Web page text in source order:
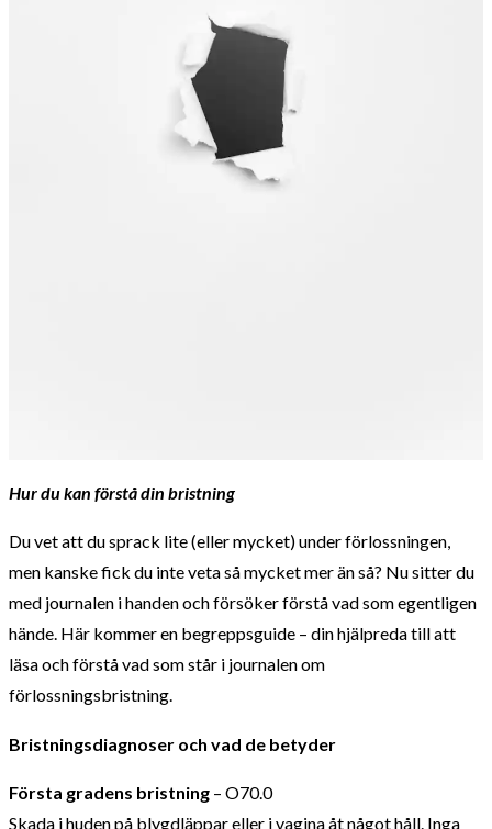
Hur du kan förstå din bristning
Du vet att du sprack lite (eller mycket) under förlossningen,
men kanske fick du inte veta så mycket mer än så? Nu sitter du
med journalen i handen och försöker förstå vad som egentligen
hände. Här kommer en begreppsguide – din hjälpreda till att
läsa och förstå vad som står i journalen om
förlossningsbristning.
Bristningsdiagnoser och vad de betyder
Första gradens bristning – O70.0
Skada i huden på blygdläppar eller i vagina åt något håll. Inga